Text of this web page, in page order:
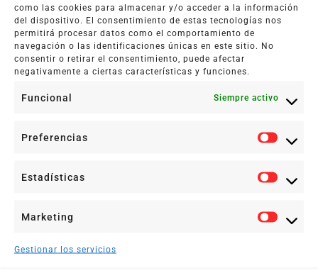
como las cookies para almacenar y/o acceder a la información
del dispositivo. El consentimiento de estas tecnologías nos
permitirá procesar datos como el comportamiento de
navegación o las identificaciones únicas en este sitio. No
consentir o retirar el consentimiento, puede afectar
negativamente a ciertas características y funciones.
Funcional Siempre activo
Preferencias
Estadísticas
Marketing
Gestionar los servicios
El Maquillaje De La Primera Cita